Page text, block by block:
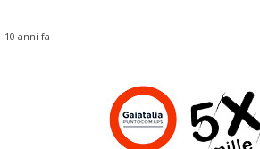
10 anni fa